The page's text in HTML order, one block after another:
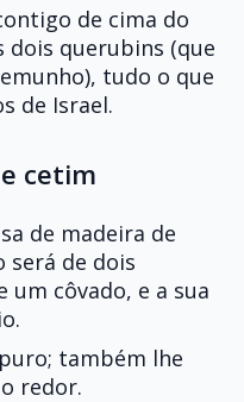
de cima do
querubins (que
tudo o que
de Israel.
cetim
de madeira de
será de dois
um côvado, e a sua
também lhe
redor.